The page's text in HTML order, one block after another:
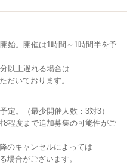
始。開催は1時間～1時間半を予
以上遅れる場合は
だいております。
定。（最少開催人数：3対3）
程度まで追加募集の可能性がご
のキャンセルによっては
場合がございます。